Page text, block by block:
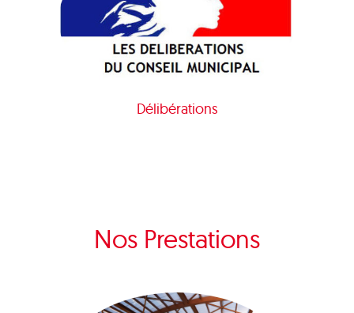
Délibérations
Nos Prestations